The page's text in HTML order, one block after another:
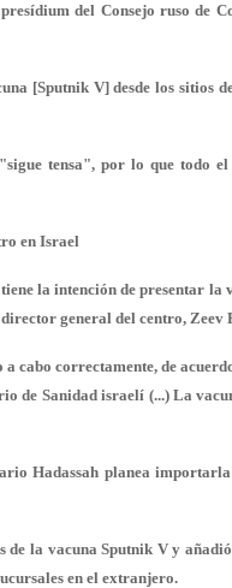
del Consejo ruso de
[Sputnik V] desde los sitios
tensa", por lo quetodo el
en Israel
la intención de presentar la
general del centro, Zeev
cabo correctamente, de
Sanidad israelí (...) La
Hadassah planea
la vacuna Sputnik V y
en el extranjero.